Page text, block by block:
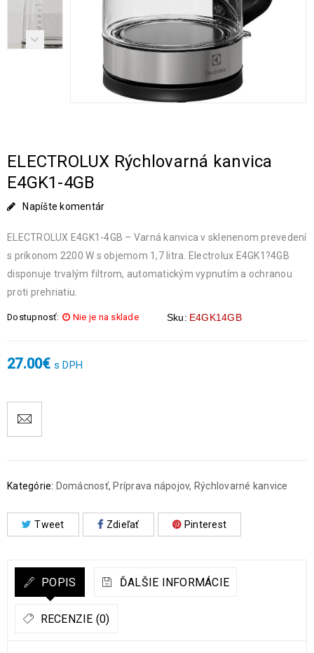
ELECTROLUX Rýchlovarná kanvica
E4GK1-4GB
Napíšte komentár
ELECTROLUX E4GK1-4GB – Varná kanvica v sklenenom prevedení
s príkonom 2200 W s objemom 1,7 litra. Electrolux E4GK1?4GB
disponuje trvalým filtrom, automatickým vypnutím a ochranou
proti prehriatiu.
Dostupnosť: Nie je na sklade Sku: E4GK14GB
27.00€ s DPH
Kategórie: Domácnosť, Príprava nápojov, Rýchlovarné kanvice
Tweet Zdieľať Pinterest
POPIS ĎALŠIE INFORMÁCIE
RECENZIE (0)